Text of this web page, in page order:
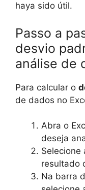
haya sido útil.
Passo a
desvio
análise de
Para calcular o
de dados no
Abra o
deseja
Selecione
resultado
Na barra